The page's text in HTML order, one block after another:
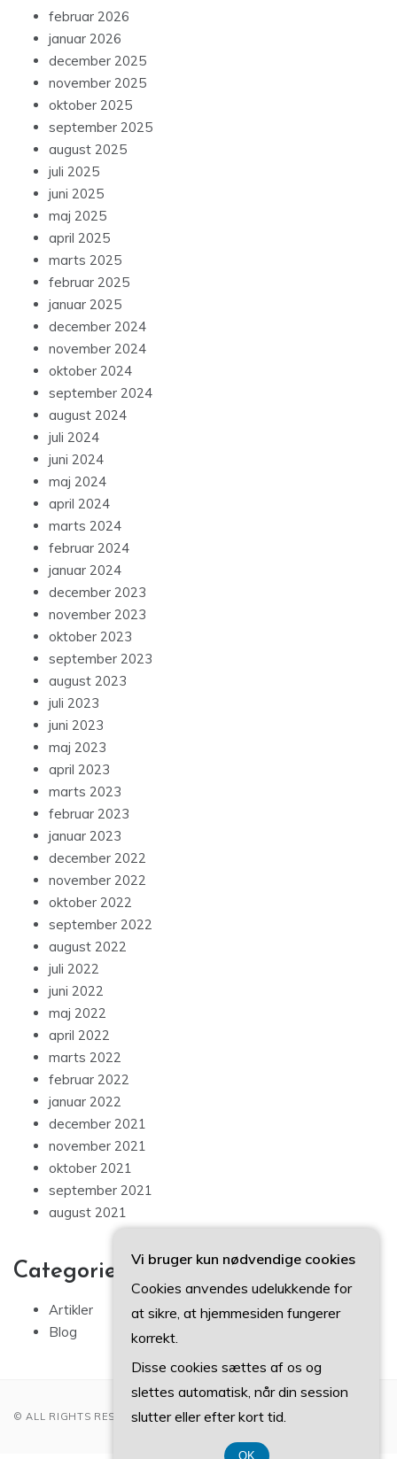
februar 2026
januar 2026
december 2025
november 2025
oktober 2025
september 2025
august 2025
juli 2025
juni 2025
maj 2025
april 2025
marts 2025
februar 2025
januar 2025
december 2024
november 2024
oktober 2024
september 2024
august 2024
juli 2024
juni 2024
maj 2024
april 2024
marts 2024
februar 2024
januar 2024
december 2023
november 2023
oktober 2023
september 2023
august 2023
juli 2023
juni 2023
maj 2023
april 2023
marts 2023
februar 2023
januar 2023
december 2022
november 2022
oktober 2022
september 2022
august 2022
juli 2022
juni 2022
maj 2022
april 2022
marts 2022
februar 2022
januar 2022
december 2021
november 2021
oktober 2021
september 2021
august 2021
Categories
Artikler
Blog
© ALL RIGHTS RESERVED 2022
Vi bruger kun nødvendige cookies
Cookies anvendes udelukkende for
at sikre, at hjemmesiden fungerer
korrekt.
Disse cookies sættes af os og
slettes automatisk, når din session
slutter eller efter kort tid.
OK